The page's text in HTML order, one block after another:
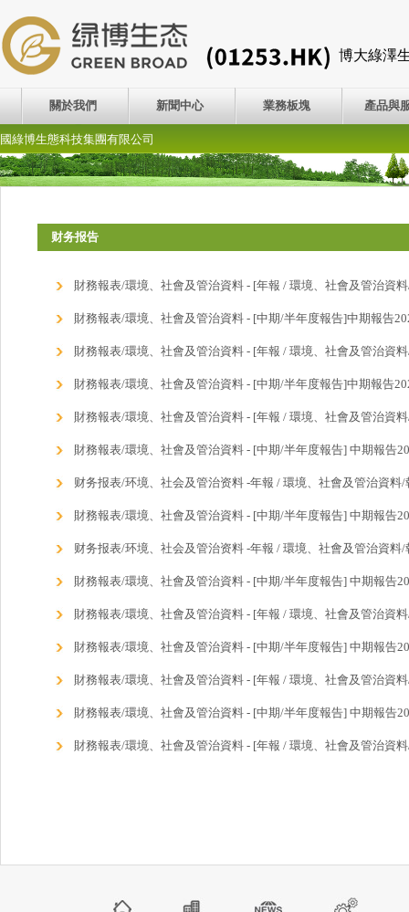
博大綠澤
關於我們 新聞中心 業務板塊 產品與
綠博生態科技集團有限公司
财务报告
財務報表/環境、社會及管治資料 - [年報 / 環境、社會及管治資
財務報表/環境、社會及管治資料 - [中期/半年度報告]中期報告
財務報表/環境、社會及管治資料 - [年報 / 環境、社會及管治資
財務報表/環境、社會及管治資料 - [中期/半年度報告]中期報告
財務報表/環境、社會及管治資料 - [年報 / 環境、社會及管治資
財務報表/環境、社會及管治資料 - [中期/半年度報告] 中期報告
财务报表/环境、社会及管治资料 -年報 / 環境、社會及管治資料/
財務報表/環境、社會及管治資料 - [中期/半年度報告] 中期報告
财务报表/环境、社会及管治资料 -年報 / 環境、社會及管治資料/
財務報表/環境、社會及管治資料 - [中期/半年度報告] 中期報告
財務報表/環境、社會及管治資料 - [年報 / 環境、社會及管治資
財務報表/環境、社會及管治資料 - [中期/半年度報告] 中期報告
財務報表/環境、社會及管治資料 - [年報 / 環境、社會及管治資
財務報表/環境、社會及管治資料 - [中期/半年度報告] 中期報告
財務報表/環境、社會及管治資料 - [年報 / 環境、社會及管治資